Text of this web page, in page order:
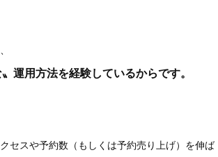
運用方法を経験しているからです。
セスや予約数（もしくは予約売り上げ）を伸ば